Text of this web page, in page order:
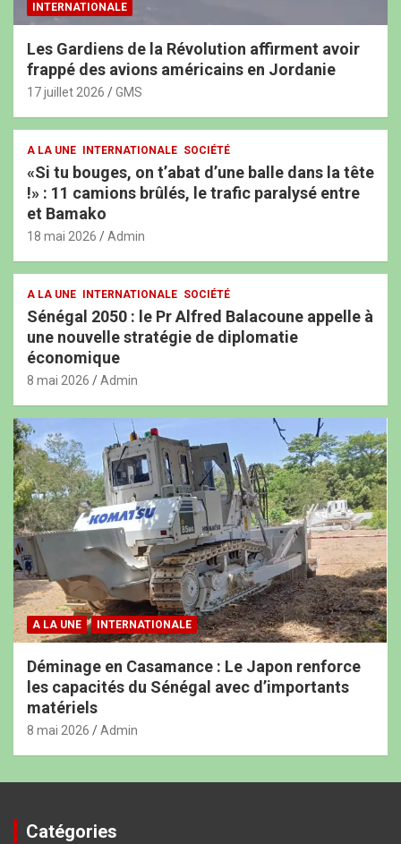
INTERNATIONALE
Les Gardiens de la Révolution affirment avoir
frappé des avions américains en Jordanie
17 juillet 2026 GMS
A LA UNE INTERNATIONALE SOCIÉTÉ
«Si tu bouges, on t’abat d’une balle dans la tête
!» : 11 camions brûlés, le trafic paralysé entre
et Bamako
18 mai 2026 Admin
A LA UNE INTERNATIONALE SOCIÉTÉ
Sénégal 2050 : le Pr Alfred Balacoune appelle à
une nouvelle stratégie de diplomatie
économique
8 mai 2026 Admin
A LA UNE INTERNATIONALE
Déminage en Casamance : Le Japon renforce
les capacités du Sénégal avec d’importants
matériels
8 mai 2026 Admin
Catégories